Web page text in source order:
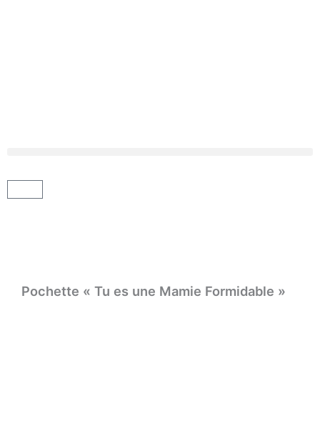
Pochette « Tu es une Mamie Formidable »